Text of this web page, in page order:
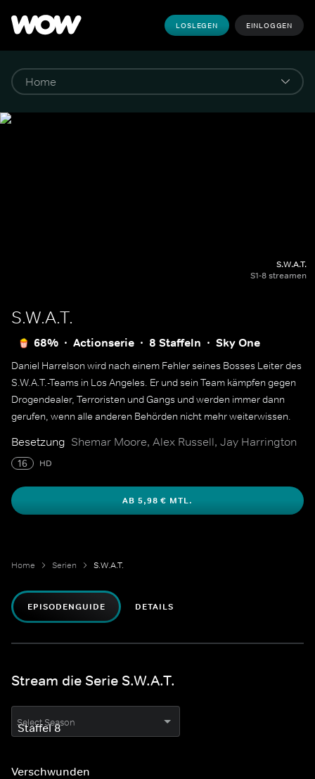
LOSLEGEN EINLOGGEN
S.W.A.T.
S1-8 streamen
S.W.A.T.
68% Actionserie 8 Staffeln Sky One
Daniel Harrelson wird nach einem Fehler seines Bosses Leiter des
S.W.A.T.-Teams in Los Angeles. Er und sein Team kämpfen gegen
Drogendealer, Terroristen und Gangs und werden immer dann
gerufen, wenn alle anderen Behörden nicht mehr weiterwissen.
Besetzung Shemar Moore, Alex Russell, Jay Harrington
16 HD
AB 5,98 € MTL.
Home Serien S.W.A.T.
EPISODENGUIDE DETAILS
Stream die Serie S.W.A.T.
Select Season
Verschwunden